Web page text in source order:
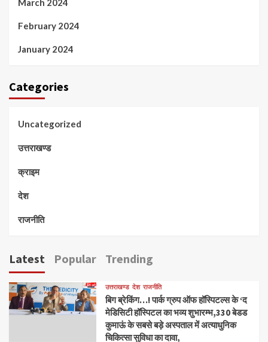
March 2024
February 2024
January 2024
Categories
Uncategorized
उत्तराखण्ड
क्राइम
देश
राजनीति
Latest Popular Trending
उत्तराखण्ड देश राजनीति
बिग ब्रेकिंग…! पार्क ग्रुप ऑफ हॉस्पिटल्स के ‘द
मेडिसिटी हॉस्पिटल का भव्य शुभारम्भ,330 बेडड
कुमाऊं के सबसे बड़े अस्पताल में अत्याधुनिक
चिकित्सा सुविधा का दावा,